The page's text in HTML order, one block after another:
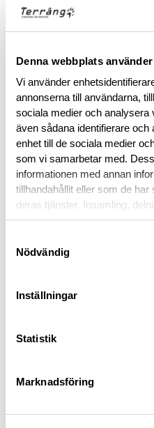
Denna webbplats
Vi använder
annonserna till användarna,
sociala medier och analysera
även sådana identifierare och
enhet till de sociala medier
som vi samarbetar med.
informationen med annan
tillhandahållit eller som de
deras tjänster. Insamling,
personuppgifter kan
Nödvändig
Inställningar
Statistik
Marknadsföring
Observera:T-Handtag ingår ej.
BESKRIVNING
RECENSIONER
OM VARUMÄRKET
VERKTYG